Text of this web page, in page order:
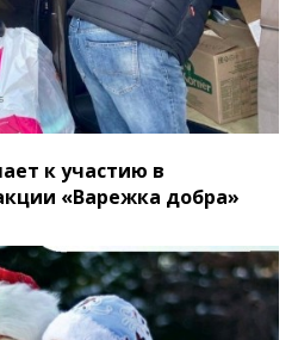
к участию в
«Варежка добра»